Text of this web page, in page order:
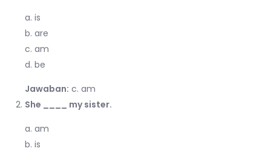
a. is
b. are
c. am
d. be
Jawaban: c. am
She ____ my sister.
a. am
b. is